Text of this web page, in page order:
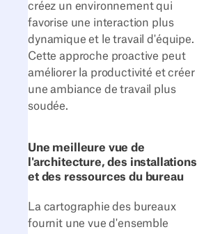
créez un environnement qui
favorise une interaction plus
dynamique et le travail d'équipe.
Cette approche proactive peut
améliorer la productivité et créer
une ambiance de travail plus
soudée.
Une meilleure vue de
l'architecture, des installations
et des ressources du bureau
La cartographie des bureaux
fournit une vue d'ensemble